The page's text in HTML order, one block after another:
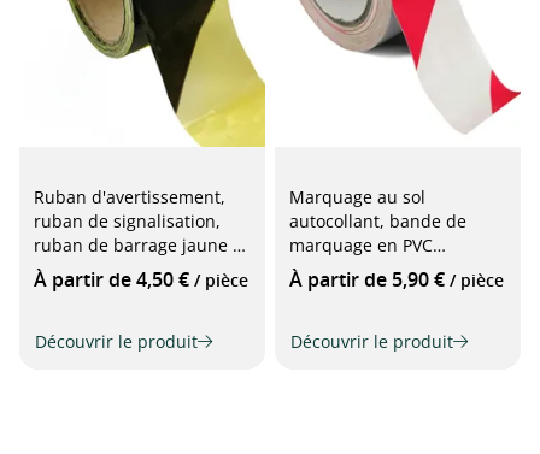
Ruban d'avertissement,
ruban de signalisation,
ruban de barrage jaune et
noir rayé, largeur 70 mm,
longueur 100 m et 500 m
À partir de 4,50 € / pièce
Découvrir le produit
Marquage au sol
autocollant, bande de
marquage en PVC
rouge/blanc, largeur 50
mm, longueur 33 m
À partir de 5,90 € / pièce
Découvrir le produit